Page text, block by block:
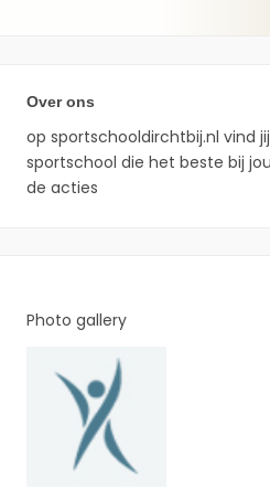
Over ons
op sportschooldirchtbij.nl vind
sportschool die het beste bij
de acties
Photo gallery